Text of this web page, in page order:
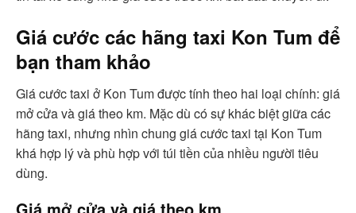
Giá cước các hãng taxi Kon Tum để
bạn tham khảo
Giá cước taxi ở Kon Tum được tính theo hai loại chính: giá
mở cửa và giá theo km. Mặc dù có sự khác biệt giữa các
hãng taxi, nhưng nhìn chung giá cước taxi tại Kon Tum
khá hợp lý và phù hợp với túi tiền của nhiều người tiêu
dùng.